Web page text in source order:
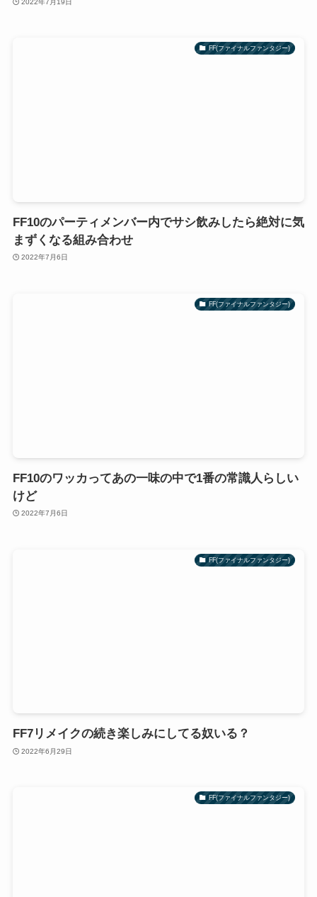
FF(ファイナルファンタジー)
FF10のパーティメンバー内でサシ飲みしたら絶対に気
まずくなる組み合わせ
2022年7月6日
FF(ファイナルファンタジー)
FF10のワッカってあの一味の中で1番の常識人らしい
けど
2022年7月6日
FF(ファイナルファンタジー)
FF7リメイクの続き楽しみにしてる奴いる？
2022年6月29日
FF(ファイナルファンタジー)